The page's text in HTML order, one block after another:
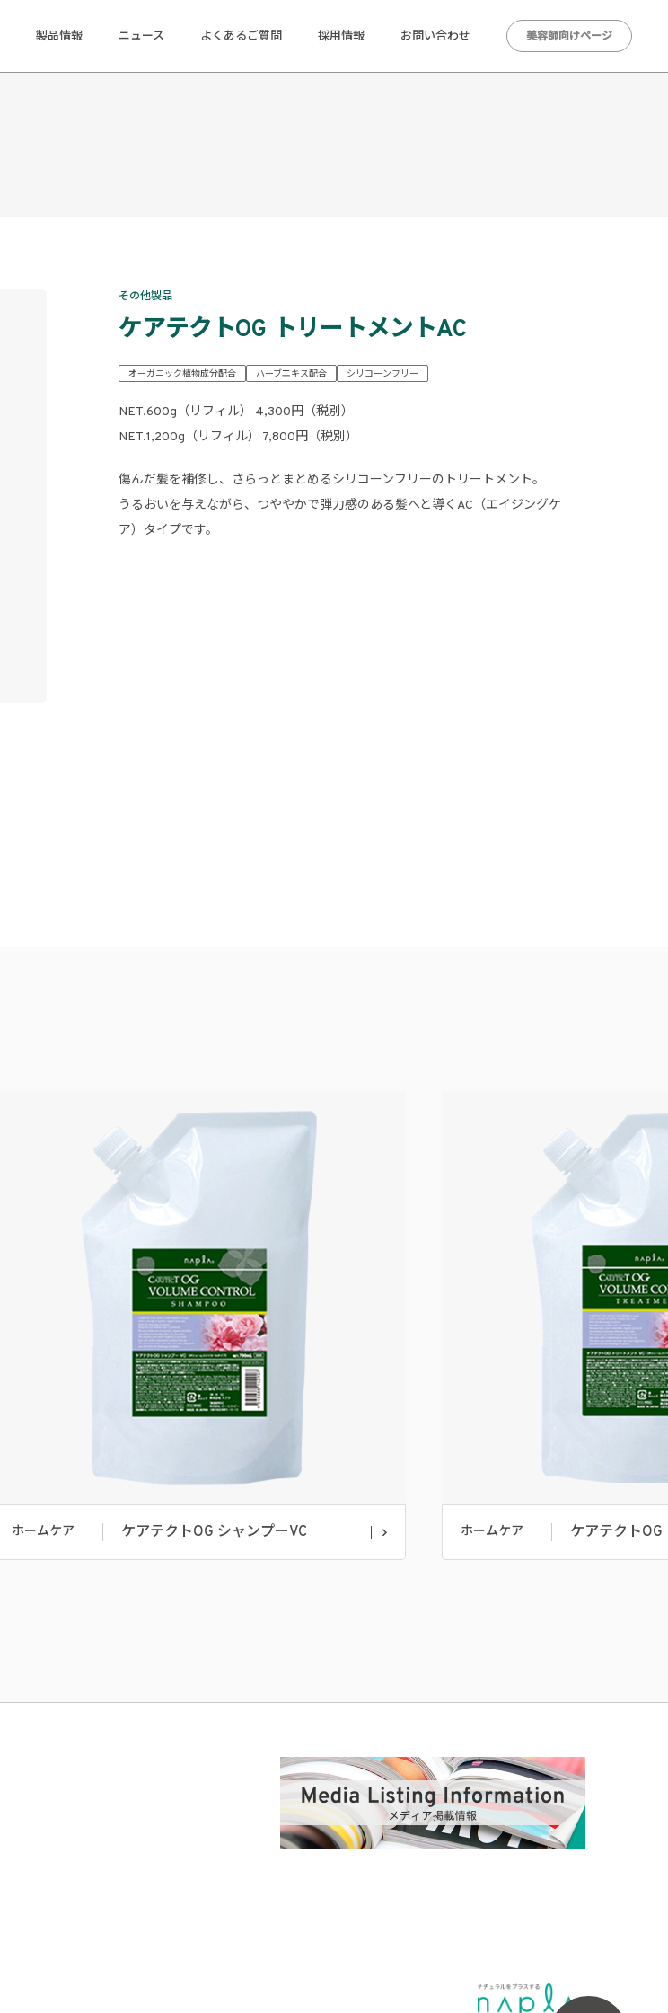
製品情報 ニュース よくあるご質問 採用情報 お問い合わせ 美容師向けページ
その他製品
ケアテクトOG トリートメントAC
オーガニック植物成分配合 ハーブエキス配合 シリコーンフリー
NET.600g（リフィル） 4,300円（税別）
NET.1,200g（リフィル） 7,800円（税別）
傷んだ髪を補修し、さらっとまとめるシリコーンフリーのトリートメント。
うるおいを与えながら、つややかで弾力感のある髪へと導くAC（エイジングケ
ア）タイプです。
ホームケア ケアテクトOG シャンプーVC ホームケア ケアテクトOG